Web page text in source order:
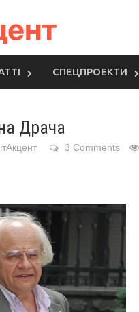
СПЕЦПРОЕКТИ
Драча
3 Comments